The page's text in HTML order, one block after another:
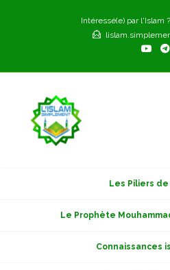
Intéressé(e) par l'Islam
Les Piliers de
Le Prophète
Connaissances